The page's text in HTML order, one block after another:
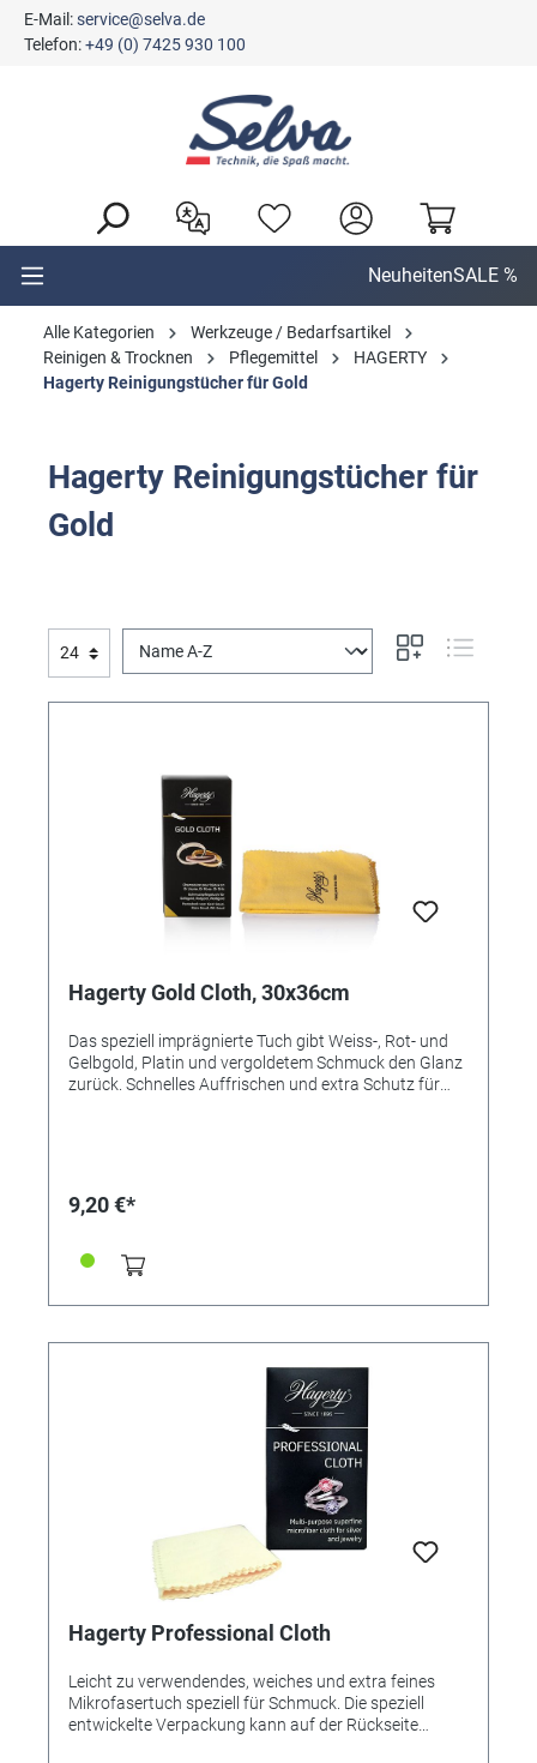
springen
E-Mail:service@selva.de
Telefon:+49 (0) 7425 930 100
NeuheitenSALE %
Alle Kategorien
Werkzeuge / Bedarfsartikel
Reinigen & Trocknen
Pflegemittel
HAGERTY
Hagerty Reinigungstücher für Gold
Hagerty Reinigungstücher für
Gold
Hagerty Gold Cloth, 30x36cm
Das speziell imprägnierte Tuch gibt Weiss-, Rot- und
Gelbgold, Platin und vergoldetem Schmuck den Glanz
zurück. Schnelles Auffrischen und extra Schutz für
9,20 €*
Hagerty Professional Cloth
Leicht zu verwendendes, weiches und extra feines
Mikrofasertuch speziell für Schmuck. Die speziell
entwickelte Verpackung kann auf der Rückseite